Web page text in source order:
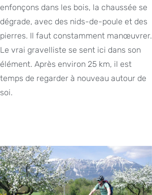
enfonçons dans les bois, la chaussée se
dégrade, avec des nids-de-poule et des
pierres. Il faut constamment manœuvrer.
Le vrai gravelliste se sent ici dans son
élément. Après environ 25 km, il est
temps de regarder à nouveau autour de
soi.